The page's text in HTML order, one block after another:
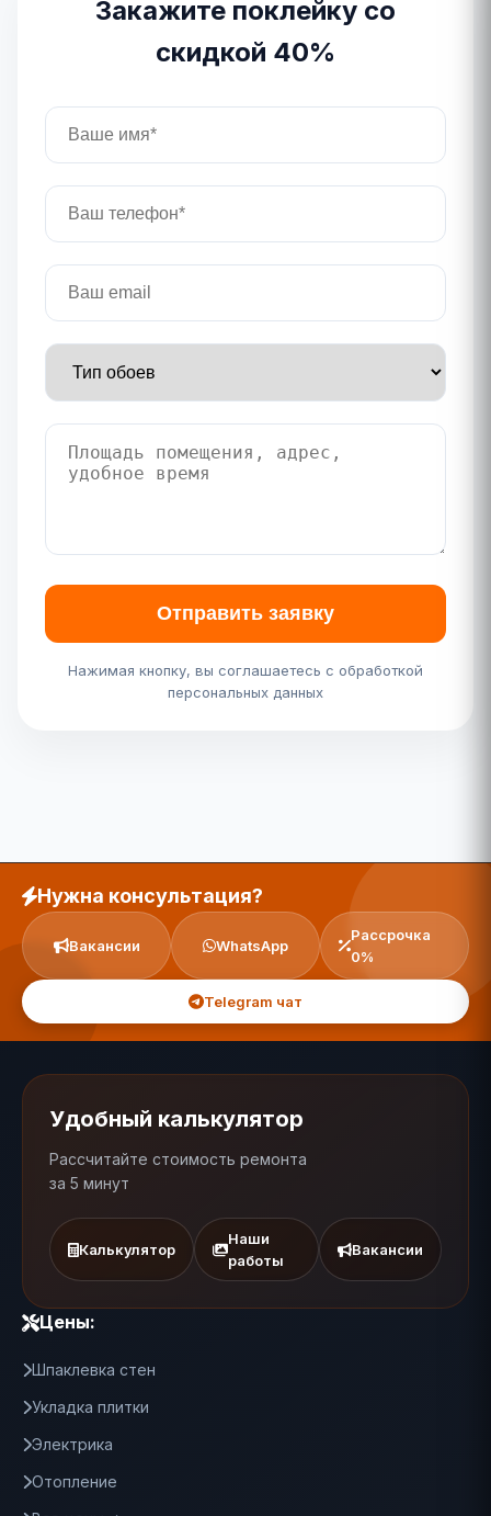
Закажите поклейку со
скидкой 40%
Отправить заявку
Нажимая кнопку, вы соглашаетесь с обработкой
персональных данных
Нужна консультация?
Вакансии WhatsApp
Рассрочка
0%
Telegram чат
Удобный калькулятор
Рассчитайте стоимость ремонта
за 5 минут
Калькулятор
Наши
работы
Вакансии
Цены:
Шпаклевка стен
Укладка плитки
Электрика
Отопление